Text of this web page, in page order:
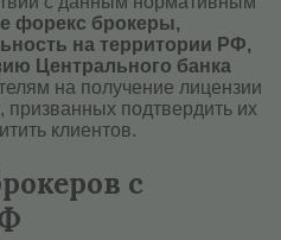
форекс брокеры,
на территории РФ,
Центрального банка
на получение лицензии
подтвердить их
клиентов.
с